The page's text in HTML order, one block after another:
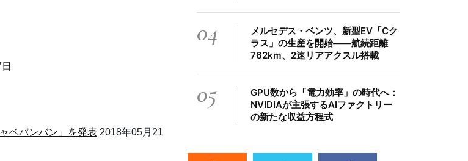
ベバンバン」を発表 2018年05月21
04
メルセデス・ベンツ、新型EV「Cク
ラス」の生産を開始――航続距離
762km、2速リアアクスル搭載
05
GPU数から「電力効率」の時代へ：
NVIDIAが主張するAIファクトリー
の新たな収益方程式